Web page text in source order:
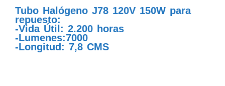
Tubo Halógeno J78 120V 150W para
repuesto:
-Vida Útil: 2.200 horas
-Lumenes:7000
-Longitud: 7,8 CMS